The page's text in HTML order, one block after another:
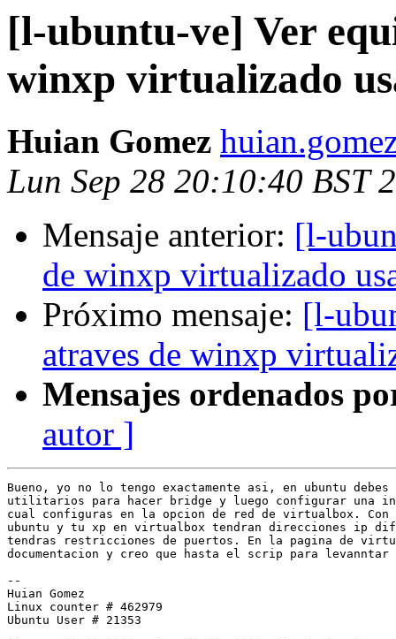
[l-ubuntu-ve] Ver
winxp virtualizado
Huian Gomez
Lun Sep 28 20:10:40 BST
Mensaje anterior: [l-
de winxp virtualizado
Próximo mensaje: [l-
atraves de winxp
Mensajes ordenados
autor ]
Bueno, yo no lo tengo exactamente asi, en ubuntu
utilitarios para hacer bridge y luego configurar una
cual configuras en la opcion de red de virtualbox. Con
ubuntu y tu xp en virtualbox tendran direcciones ip
tendras restricciones de puertos. En la pagina de
documentacion y creo que hasta el scrip para
--
Huian Gomez
Linux counter # 462979
Ubuntu User # 21353